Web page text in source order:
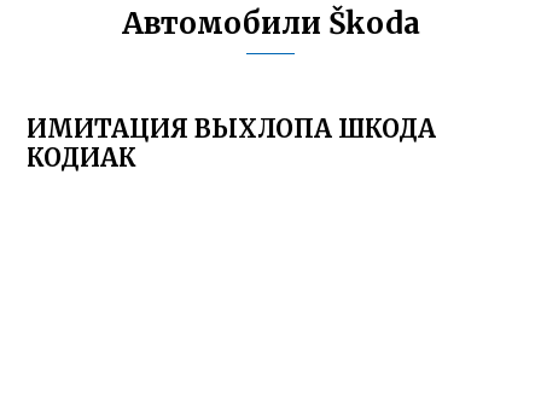
Автомобили Škoda
ИМИТАЦИЯ ВЫХЛОПА ШКОДА
КОДИАК